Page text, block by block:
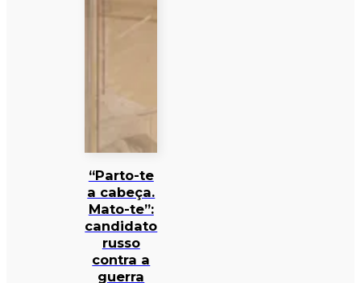
“Parto-te
a cabeça.
Mato-te”:
candidato
russo
contra a
guerra